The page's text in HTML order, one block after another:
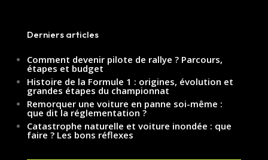
Derniers articles
Comment devenir pilote de rallye ? Parcours,
étapes et budget
Histoire de la Formule 1 : origines, évolution et
grandes étapes du championnat
Remorquer une voiture en panne soi-même :
que dit la réglementation ?
Catastrophe naturelle et voiture inondée : que
faire ? Les bons réflexes